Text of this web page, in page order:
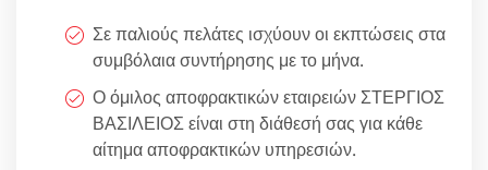
Σε παλιούς πελάτες ισχύουν οι εκπτώσεις στα
συμβόλαια συντήρησης με το μήνα.
Ο όμιλος αποφρακτικών εταιρειών ΣΤΕΡΓΙΟΣ
ΒΑΣΙΛΕΙΟΣ είναι στη διάθεσή σας για κάθε
αίτημα αποφρακτικών υπηρεσιών.